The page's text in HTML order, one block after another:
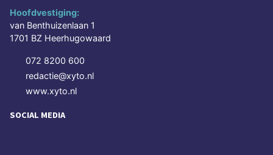
Hoofdvestiging:
van Benthuizenlaan 1
1701 BZ Heerhugowaard
072 8200 600
redactie@xyto.nl
www.xyto.nl
SOCIAL MEDIA